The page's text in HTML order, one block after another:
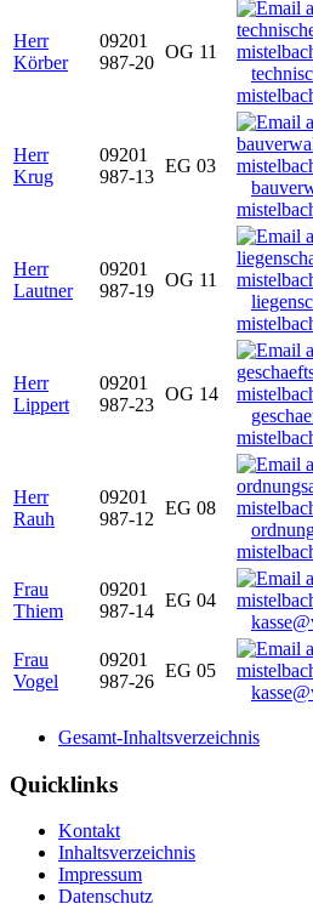
Herr
Körber
09201
987-20
OG 11
Herr
Krug
09201
987-13
EG 03
Herr
Lautner
09201
987-19
OG 11
Herr
Lippert
09201
987-23
OG 14
Herr
Rauh
09201
987-12
EG 08
Frau
Thiem
09201
987-14
EG 04
Frau
Vogel
09201
987-26
EG 05
Gesamt-Inhaltsverzeichnis
Quicklinks
Kontakt
Inhaltsverzeichnis
Impressum
Datenschutz